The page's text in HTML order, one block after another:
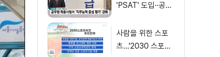
'PSAT' 도입··공정
사람을 위한 스포
츠…'2030 스포츠